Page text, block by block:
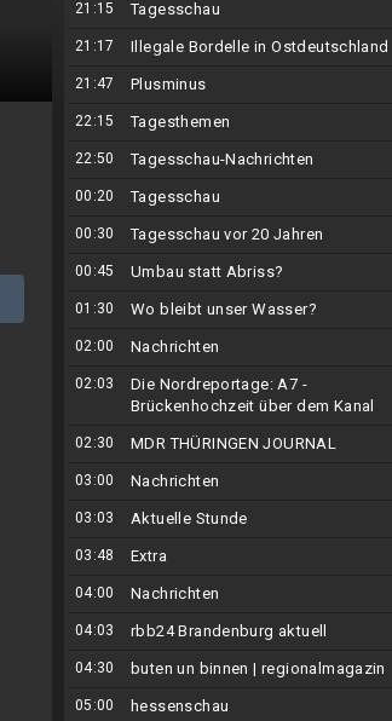
21:15 Tagesschau
21:17 Illegale Bordelle in Ostdeutschland
21:47 Plusminus
22:15 Tagesthemen
22:50 Tagesschau-Nachrichten
00:20 Tagesschau
00:30 Tagesschau vor 20 Jahren
00:45 Umbau statt Abriss?
01:30 Wo bleibt unser Wasser?
02:00 Nachrichten
02:03
Die Nordreportage: A7 -
Brückenhochzeit über dem Kanal
02:30 MDR THÜRINGEN JOURNAL
03:00 Nachrichten
03:03 Aktuelle Stunde
03:48 Extra
04:00 Nachrichten
04:03 rbb24 Brandenburg aktuell
04:30 buten un binnen | regionalmagazin
05:00 hessenschau